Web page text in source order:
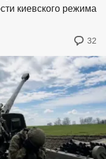
киевского режима
32